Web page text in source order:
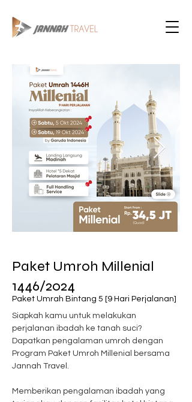
Paket Umroh Millenial
1446/2024
Paket Umrah Bintang 5 [9 Hari Perjalanan]
Siapkah kamu untuk melakukan
perjalanan ibadah ke tanah suci?
Dapatkan pengalaman umroh dengan
Program Paket Umroh Millenial bersama
Jannah Travel.
Memberikan pengalaman ibadah yang